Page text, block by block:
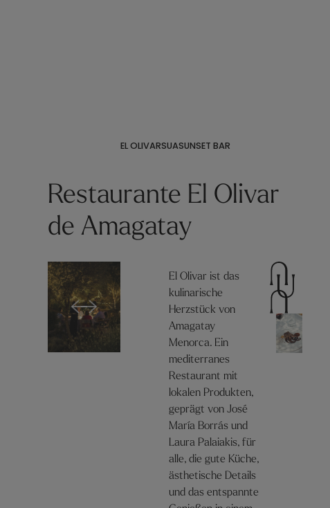
EL OLIVARSUASUNSET BAR
Restaurante El Olivar
de Amagatay
El Olivar ist das
kulinarische
Herzstück von
Amagatay
Menorca. Ein
mediterranes
Restaurant mit
lokalen Produkten,
geprägt von José
María Borrás und
Laura Palaiakis, für
alle, die gute Küche,
ästhetische Details
und das entspannte